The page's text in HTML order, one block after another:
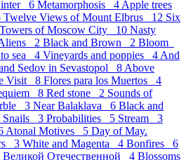
6 Metamorphosis 4 Apple trees
Twelve Views of Mount Elbrus 12 Six
Towers of Moscow City 10 Nasty
2 Black and Brown 2 Bloom
sea 4 Vineyards and poppies 4 And
Sedov in Sevastopol 8 Above
Visit 8 Flores para los Muertos 4
8 Red stone 2 Sounds of
3 Near Balaklava 6 Black and
Snails 3 Probabilities 5 Stream 3
Atonal Motives 5 Day of May.
3 White and Magenta 4 Bonfires 6
Великой Отечественной 4 Blossoms